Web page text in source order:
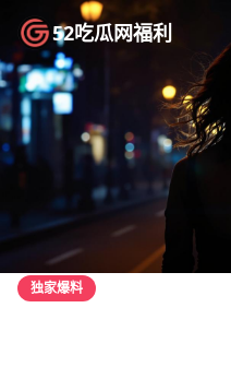
52吃瓜网福利
52吃瓜网福利
独家爆料
突发新闻
深度揭秘
热点追踪
职场揭秘